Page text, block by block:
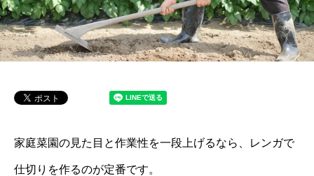
家庭菜園の見た目と作業性を一段上げるなら、レンガで
仕切りを作るのが定番です。